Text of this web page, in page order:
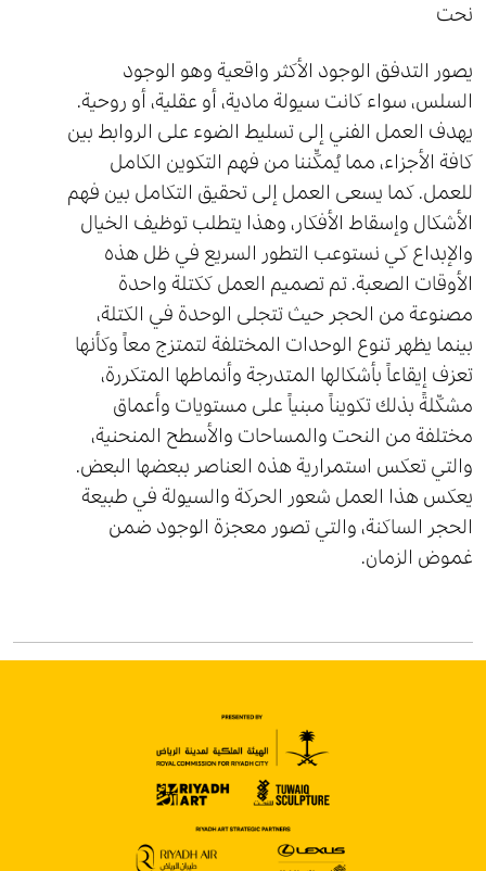
نحت
يصور التدفق الوجود الأكثر واقعية وهو الوجود
السلس، سواء كانت سيولة مادية، أو عقلية، أو روحية.
يهدف العمل الفني إلى تسليط الضوء على الروابط بين
كافة الأجزاء، مما يُمكِّننا من فهم التكوين الكامل
للعمل. كما يسعى العمل إلى تحقيق التكامل بين فهم
الأشكال وإسقاط الأفكار، وهذا يتطلب توظيف الخيال
والإبداع كي نستوعب التطور السريع في ظل هذه
الأوقات الصعبة. تم تصميم العمل ككتلة واحدة
مصنوعة من الحجر حيث تتجلى الوحدة في الكتلة،
بينما يظهر تنوع الوحدات المختلفة لتمتزج معاً وكأنها
تعزف إيقاعاً بأشكالها المتدرجة وأنماطها المتكررة،
مشكّلةً بذلك تكويناً مبنياً على مستويات وأعماق
مختلفة من النحت والمساحات والأسطح المنحنية،
والتي تعكس استمرارية هذه العناصر ببعضها البعض.
يعكس هذا العمل شعور الحركة والسيولة في طبيعة
الحجر الساكنة، والتي تصور معجزة الوجود ضمن
غموض الزمان.